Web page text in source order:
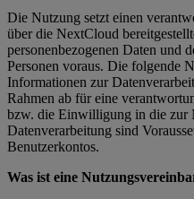
Die Nutzung setzt einen
über die NextCloud
personenbezogenen Daten und
Personen voraus. Die folgende
Informationen zur
Rahmen ab für eine
bzw. die Einwilligung in die zur
Datenverarbeitung sind
Benutzerkontos.
Was ist eine